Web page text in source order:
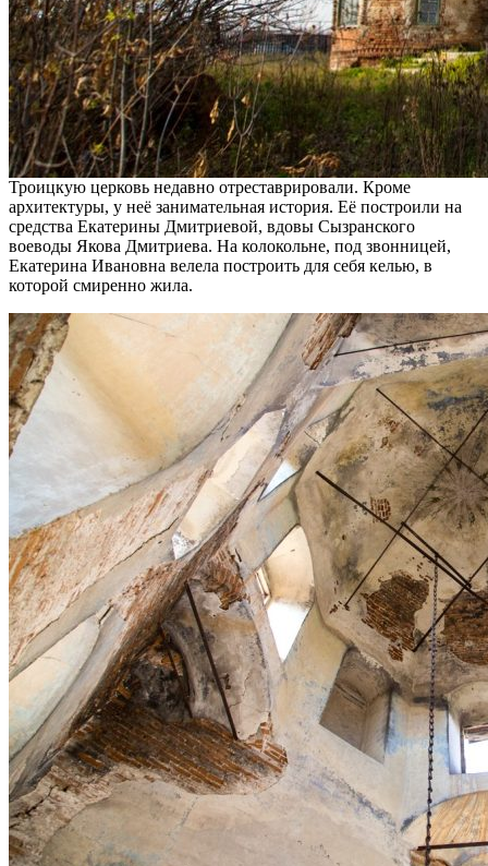
Троицкую церковь недавно отреставрировали. Кроме
архитектуры, у неё занимательная история. Её построили на
средства Екатерины Дмитриевой, вдовы Сызранского
воеводы Якова Дмитриева. На колокольне, под звонницей,
Екатерина Ивановна велела построить для себя келью, в
которой смиренно жила.